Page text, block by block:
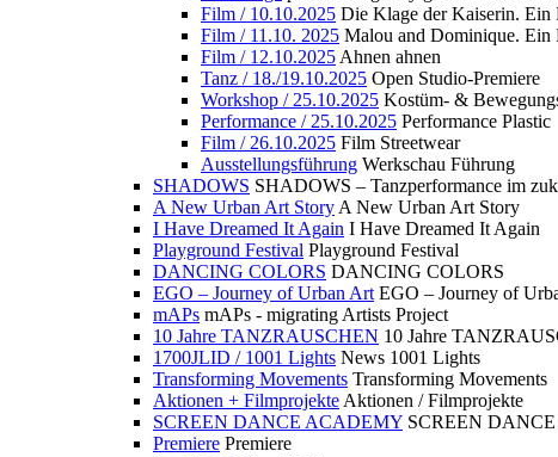
Film / 10.10.2025 Die Klage der Kaiserin. Ein
Film / 11.10. 2025 Malou and Dominique.
Film / 12.10.2025 Ahnen ahnen
Tanz / 18./19.10.2025 Open Studio-Premiere
Workshop / 25.10.2025 Kostüm- &
Performance / 25.10.2025 Performance Plastic
Film / 26.10.2025 Film Streetwear
Ausstellungsführung Werkschau Führung
SHADOWS SHADOWS – Tanzperformance im
A New Urban Art Story A New Urban Art Story
I Have Dreamed It Again I Have Dreamed It Again
Playground Festival Playground Festival
DANCING COLORS DANCING COLORS
EGO – Journey of Urban Art EGO – Journey of
mAPs mAPs - migrating Artists Project
10 Jahre TANZRAUSCHEN 10 Jahre
1700JLID / 1001 Lights News 1001 Lights
Transforming Movements Transforming Movements
Aktionen + Filmprojekte Aktionen / Filmprojekte
SCREEN DANCE ACADEMY SCREEN
Premiere Premiere